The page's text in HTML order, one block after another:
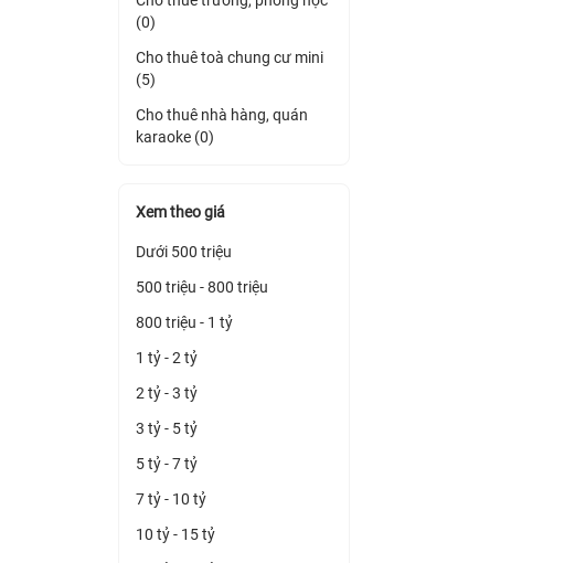
(0)
Cho thuê toà chung cư mini
(5)
Cho thuê nhà hàng, quán
karaoke (0)
Xem theo giá
Dưới 500 triệu
500 triệu - 800 triệu
800 triệu - 1 tỷ
1 tỷ - 2 tỷ
2 tỷ - 3 tỷ
3 tỷ - 5 tỷ
5 tỷ - 7 tỷ
7 tỷ - 10 tỷ
10 tỷ - 15 tỷ